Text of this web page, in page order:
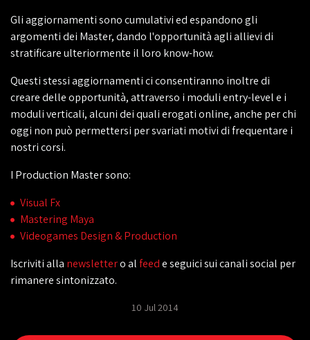
Gli aggiornamenti sono cumulativi ed espandono gli
argomenti dei Master, dando l'opportunità agli allievi di
stratificare ulteriormente il loro know-how.
Questi stessi aggiornamenti ci consentiranno inoltre di
creare delle opportunità, attraverso i moduli entry-level e i
moduli verticali, alcuni dei quali erogati online, anche per chi
oggi non può permettersi per svariati motivi di frequentare i
nostri corsi.
I Production Master sono:
Visual Fx
Mastering Maya
Videogames Design & Production
Iscriviti alla newslettero alfeede seguici sui canali social per
rimanere sintonizzato.
10 Jul 2014